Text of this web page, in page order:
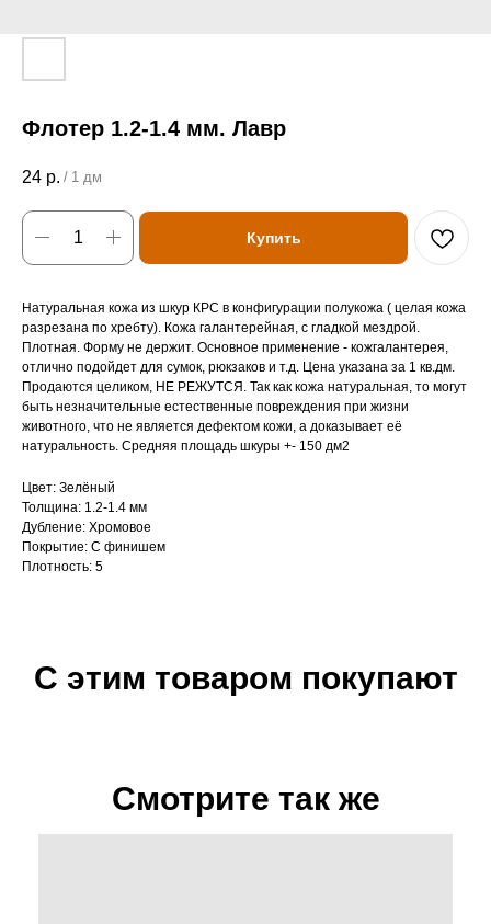
Флотер 1.2-1.4 мм. Лавр
24 р. / 1 дм
Купить
Натуральная кожа из шкур КРС в конфигурации полукожа ( целая кожа
разрезана по хребту). Кожа галантерейная, с гладкой мездрой.
Плотная. Форму не держит. Основное применение - кожгалантерея,
отлично подойдет для сумок, рюкзаков и т.д. Цена указана за 1 кв.дм.
Продаются целиком, НЕ РЕЖУТСЯ. Так как кожа натуральная, то могут
быть незначительные естественные повреждения при жизни
животного, что не является дефектом кожи, а доказывает её
натуральность. Средняя площадь шкуры +- 150 дм2
Цвет: Зелёный
Толщина: 1.2-1.4 мм
Дубление: Хромовое
Покрытие: С финишем
Плотность: 5
С этим товаром покупают
Смотрите так же